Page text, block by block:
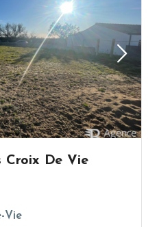
Croix De Vie
Vie